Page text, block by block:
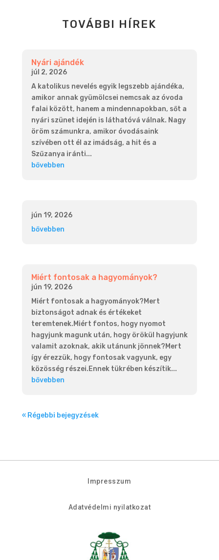
TOVÁBBI HÍREK
Nyári ajándék
júl 2, 2026
A katolikus nevelés egyik legszebb ajándéka,
amikor annak gyümölcsei nemcsak az óvoda
falai között, hanem a mindennapokban, sőt a
nyári szünet idején is láthatóvá válnak. Nagy
öröm számunkra, amikor óvodásaink
szívében ott él az imádság, a hit és a
Szűzanya iránti...
bővebben
jún 19, 2026
bővebben
Miért fontosak a hagyományok?
jún 19, 2026
Miért fontosak a hagyományok?Mert
biztonságot adnak és értékeket
teremtenek.Miért fontos, hogy nyomot
hagyjunk magunk után, hogy örökül hagyjunk
valamit azoknak, akik utánunk jönnek?Mert
így érezzük, hogy fontosak vagyunk, egy
közösség részei.Ennek tükrében készítik...
bővebben
« Régebbi bejegyzések
Impresszum
Adatvédelmi nyilatkozat